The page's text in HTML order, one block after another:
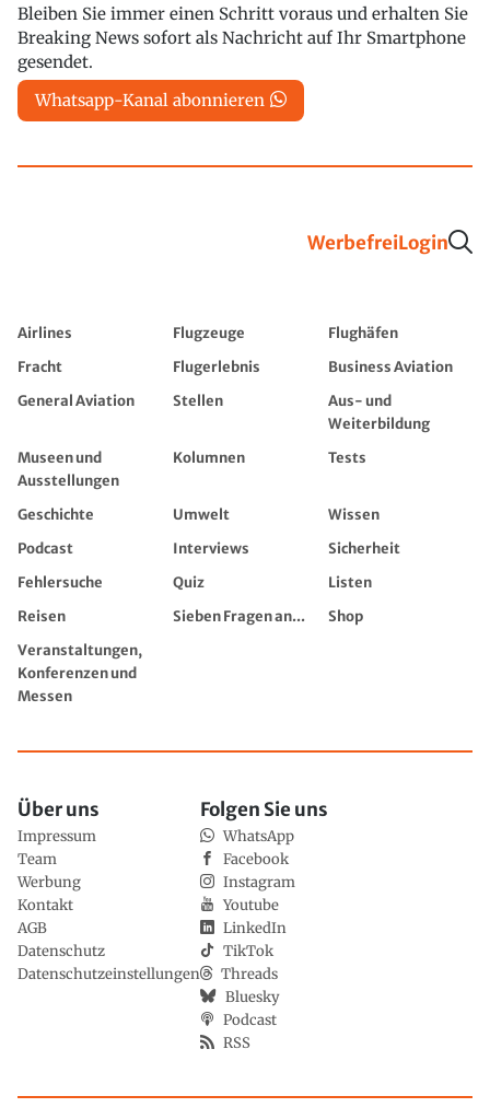
Bleiben Sie immer einen Schritt voraus und erhalten Sie
Breaking News sofort als Nachricht auf Ihr Smartphone
gesendet.
Whatsapp-Kanal abonnieren
WerbefreiLogin
Airlines Flugzeuge
Flughäfen
Fracht
Flugerlebnis
Business Aviation
General Aviation
Stellen
Aus- und
Weiterbildung
Museen und
Ausstellungen
Kolumnen Tests
Geschichte Umwelt
Wissen
Podcast
Interviews
Sicherheit
Fehlersuche
Quiz
Listen
Reisen
Sieben Fragen an...
Shop
Veranstaltungen,
Konferenzen und
Messen
Über uns
Impressum
Team
Werbung
Kontakt
AGB
Datenschutz
Datenschutzeinstellungen
Folgen Sie uns
WhatsApp
Facebook
Instagram
Youtube
LinkedIn
TikTok
Threads
Bluesky
Podcast
RSS